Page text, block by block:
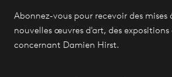
Abonnez-vous pour recevoir des mises
nouvelles œuvres d'art, des
concernant Damien Hirst.